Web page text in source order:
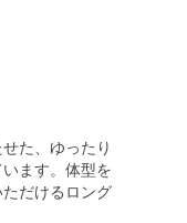
た、ゆったり
ます。体型を
だけるロング